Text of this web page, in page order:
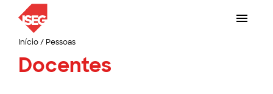
Início/ Pessoas
Docentes